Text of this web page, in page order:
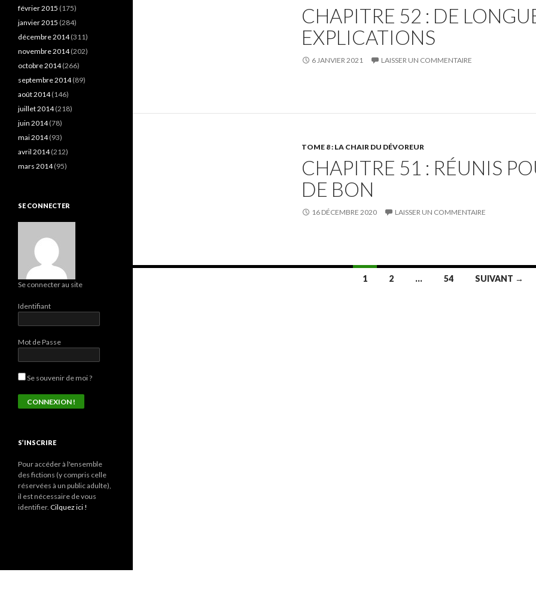
CHAPITRE 52 : DE
EXPLICATIONS
6 JANVIER 2021 LAISSER UN COMMENTAIRE
TOME 8 : LA CHAIR DU DÉVOREUR
CHAPITRE 51 : RÉUNIS
DE BON
16 DÉCEMBRE 2020 LAISSER UN COMMENTAIRE
1 2 … 54 SUIVANT →
février 2015 (175)
janvier 2015 (284)
décembre 2014(311)
novembre 2014(202)
octobre 2014(266)
septembre 2014(89)
août 2014(146)
juillet 2014(218)
juin 2014(78)
mai 2014(93)
avril 2014(212)
mars 2014(95)
SE CONNECTER
Se connecter au site
Identifiant
Mot de Passe
Se souvenir de moi ?
S’INSCRIRE
Pour accéder à l'ensemble
des fictions (y compris celle
réservées à un public adulte),
il est nécessaire de vous
identifier. Cilquez ici !